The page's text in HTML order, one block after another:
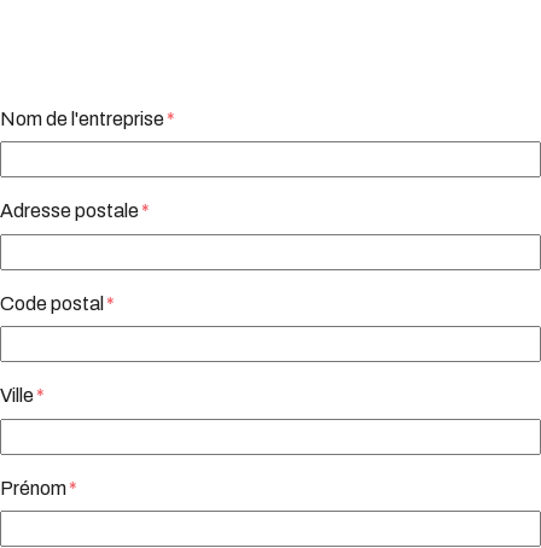
Nom de l'entreprise*
Adresse postale*
Code postal *
Ville*
Prénom*